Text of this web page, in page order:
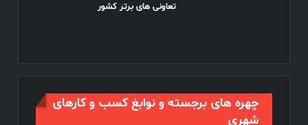
تعاونی های برتر کشور
چهره های برجسته و نوابغ کسب و کارهای
شهری